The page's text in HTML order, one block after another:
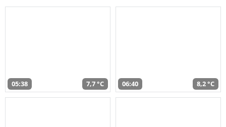
05:38 7,7 °C 06:40 8,2 °C